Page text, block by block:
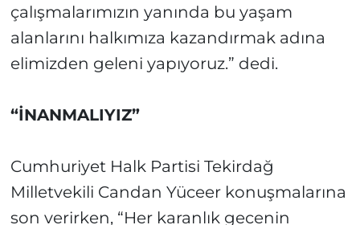
çalışmalarımızın yanında bu yaşam
alanlarını halkımıza kazandırmak adına
elimizden geleni yapıyoruz.” dedi.
“İNANMALIYIZ”
Cumhuriyet Halk Partisi Tekirdağ
Milletvekili Candan Yüceer konuşmalarına
son verirken, “Her karanlık gecenin